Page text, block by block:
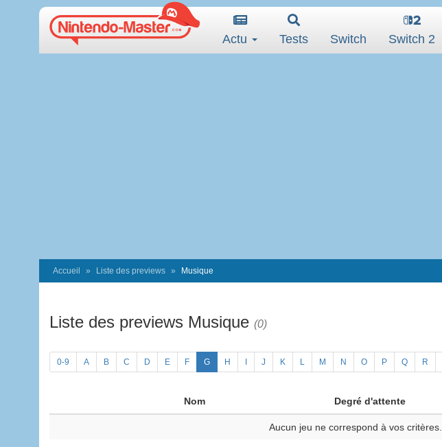
Actu Tests Switch Switch 2
Accueil Liste des previews Musique
Liste des previews Musique (0)
0-9 A B C D E F G H J K L M N O P Q R
Nom Degré d'attente
Aucun jeu ne correspond à vos critères.